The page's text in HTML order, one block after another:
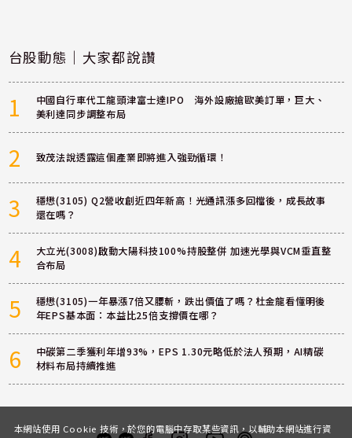
台股動態｜大家都說讚
1
中國自行車代工龍頭津富士達IPO 海外設廠搶歐美訂單，巨大、
美利達同步調整布局
2 致茂法說透露這個產業即將進入強勁循環！
3
穩懋(3105) Q2營收創近四年新高！光通訊漲多回檔後，成長故事
還在嗎？
4
大立光(3008)啟動大陽科技100%持股整併 加速光學與VCM垂直整
合布局
5
穩懋(3105)一年暴漲7倍又腰斬，跌出價值了嗎？杜金龍看懂明後
年EPS基本面：本益比25倍支撐價在哪？
6
中碳第二季獲利年增93%，EPS 1.30元略低於法人預期，AI精碳
材料布局持續推進
本網站使用 Cookie 技術，於您的電腦中存取某些資訊，以輔助本網站進行資